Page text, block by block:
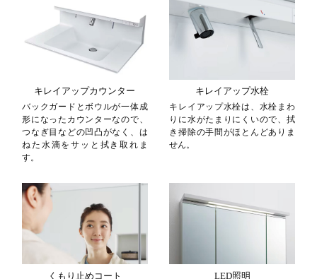
キレイアップカウンター
バックガードとボウルが一体成
形になったカウンターなので、
つなぎ目などの凹凸がなく、は
ねた水滴をサッと拭き取れま
す。
キレイアップ水栓
キレイアップ水栓は、水栓まわ
りに水がたまりにくいので、拭
き掃除の手間がほとんどありま
せん。
くもり止めコート LED照明